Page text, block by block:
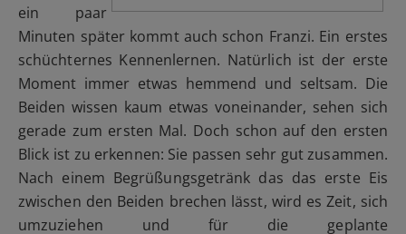
ein paar
Minuten später kommt auch schon Franzi. Ein erstes
schüchternes Kennenlernen. Natürlich ist der erste
Moment immer etwas hemmend und seltsam. Die
Beiden wissen kaum etwas voneinander, sehen sich
gerade zum ersten Mal. Doch schon auf den ersten
Blick ist zu erkennen: Sie passen sehr gut zusammen.
Nach einem Begrüßungsgetränk das das erste Eis
zwischen den Beiden brechen lässt, wird es Zeit, sich
umzuziehen und für die geplante